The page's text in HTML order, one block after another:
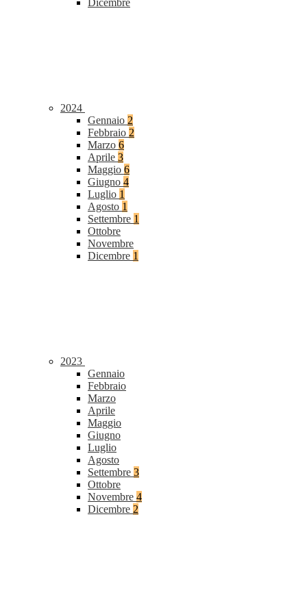
Dicembre
2024
Gennaio 2
Febbraio 2
Marzo 6
Aprile 3
Maggio 6
Giugno 4
Luglio 1
Agosto 1
Settembre 1
Ottobre
Novembre
Dicembre 1
2023
Gennaio
Febbraio
Marzo
Aprile
Maggio
Giugno
Luglio
Agosto
Settembre 3
Ottobre
Novembre 4
Dicembre 2